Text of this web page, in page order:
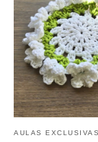
AULAS EXCLUSIVAS